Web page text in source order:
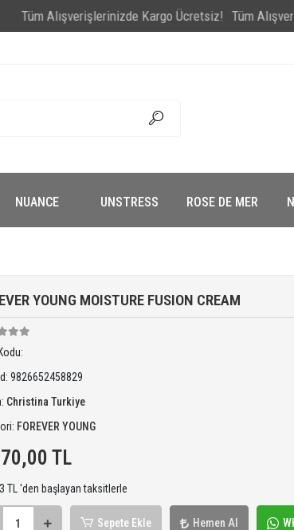
Alışverişlerinizde Kargo Ücretsiz! Tüm
NUANCE UNSTRESS ROSE DE MER
YOUNG MOISTURE FUSION CREAM
9826652458829
Christina Turkiye
FOREVER YOUNG
TL
TL 'den başlayan taksitlerle
Sepete Ekle Hemen Al